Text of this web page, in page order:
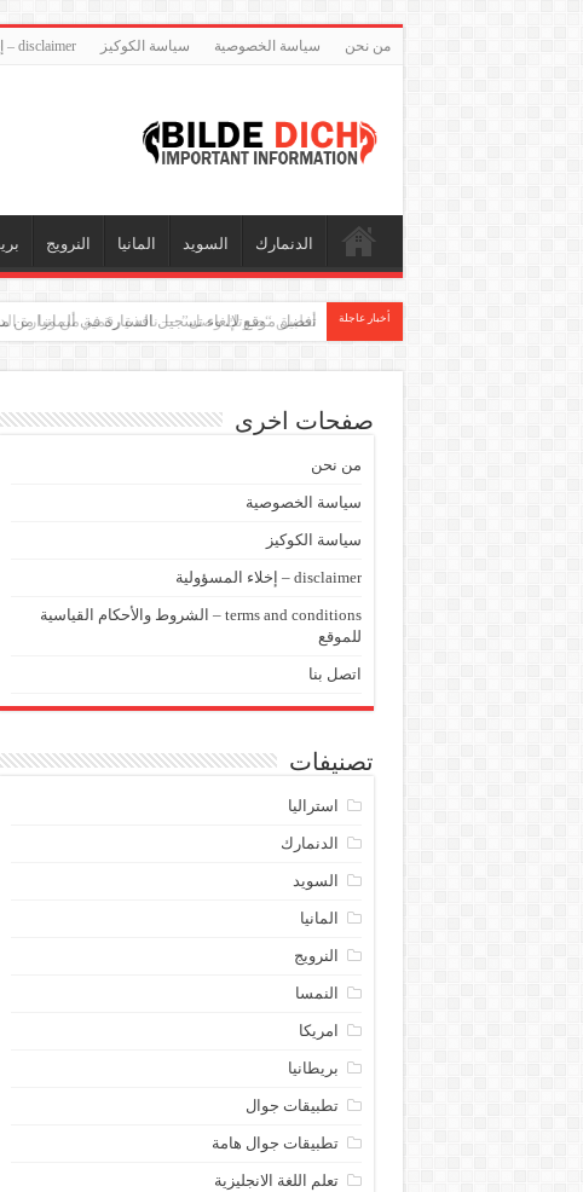
من نحن سياسة الخصوصية سياسة الكوكيز disclaimer – إخلاء المسؤولية
الدنمارك السويد المانيا النرويج
أخبار عاجلة تطبيق “صوتك وصل” — نافذة رقمية من وزارة
صفحات اخرى
من نحن
سياسة الخصوصية
سياسة الكوكيز
disclaimer – إخلاء المسؤولية
terms and conditions – الشروط والأحكام القياسية
للموقع
اتصل بنا
تصنيفات
استراليا
الدنمارك
السويد
المانيا
النرويج
النمسا
امريكا
بريطانيا
تطبيقات جوال
تطبيقات جوال هامة
تعلم اللغة الانجليزية